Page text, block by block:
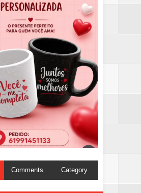
Comments Category